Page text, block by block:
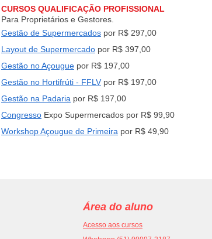
CURSOS QUALIFICAÇÃO PROFISSIONAL
Para Proprietários e Gestores.
Gestão de Supermercados por R$ 297,00
Layout de Supermercado por R$ 397,00
Gestão no Açougue por R$ 197,00
Gestão no Hortifrúti - FFLV por R$ 197,00
Gestão na Padaria por R$ 197,00
Congresso Expo Supermercados por R$ 99,90
Workshop Açougue de Primeira por R$ 49,90
Área do aluno
Acesso aos cursos